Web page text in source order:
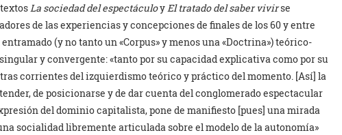
La sociedad del espectáculoy El tratado del saber vivirse
de las experiencias y concepciones de finales de los 60 y entre
(y no tanto un «Corpus» y menos una «Doctrina») teórico-
y convergente: «tanto por su capacidad explicativa como por su
corrientes del izquierdismo teórico y práctico del momento. [Así] la
de posicionarse y de dar cuenta del conglomerado espectacular
del dominio capitalista, pone de manifiesto [pues] una mirada
socialidad libremente articulada sobre el modelo de la autonomía»